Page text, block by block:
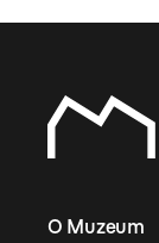
O Muzeum